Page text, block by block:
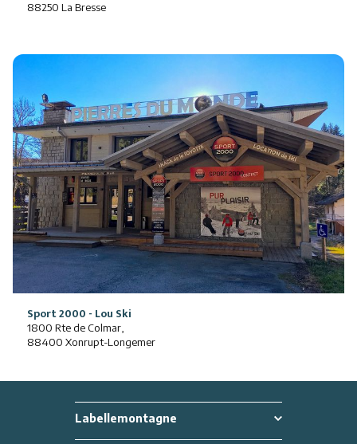
88250 La Bresse
Sport 2000 - Lou Ski
1800 Rte de Colmar,
88400 Xonrupt-Longemer
Labellemontagne